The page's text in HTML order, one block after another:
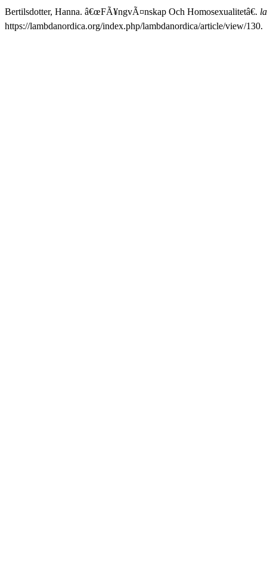
Bertilsdotter, Hanna. â€œFÃ¥ngvÃ¤nskap Och Homosexualitetâ€.
https://lambdanordica.org/index.php/lambdanordica/article/view/130.